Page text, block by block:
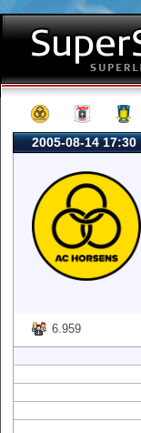
2005-08-14 17:30
6.959